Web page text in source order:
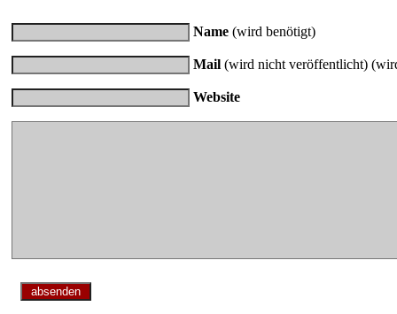
Name (wird benötigt)
Mail (wird nicht veröffentlicht)
Website